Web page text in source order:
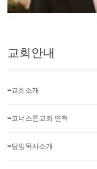
교회안내
➥교회소개
➥코너스톤교회 연혁
➥담임목사소개